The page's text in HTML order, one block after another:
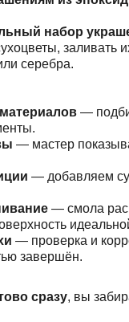
набор
заливать
серебра.
—
— мастер
— добавляем
— смола
— проверка и
завершён.
сразу, вы